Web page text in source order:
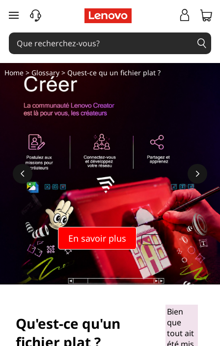
O
u
s
passer au contenu principal
En savoir plus
Home> Glossary> Quest-ce qu un fichier plat ?
Qu'est-ce qu'un
fichier plat ?
Bien
que
tout ait
été mis